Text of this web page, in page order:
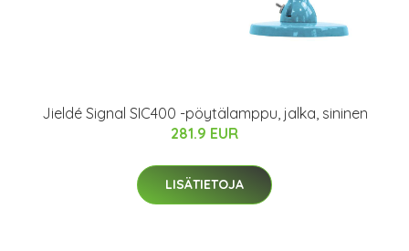
Jieldé Signal SIC400 -pöytälamppu, jalka, sininen
281.9 EUR
LISÄTIETOJA